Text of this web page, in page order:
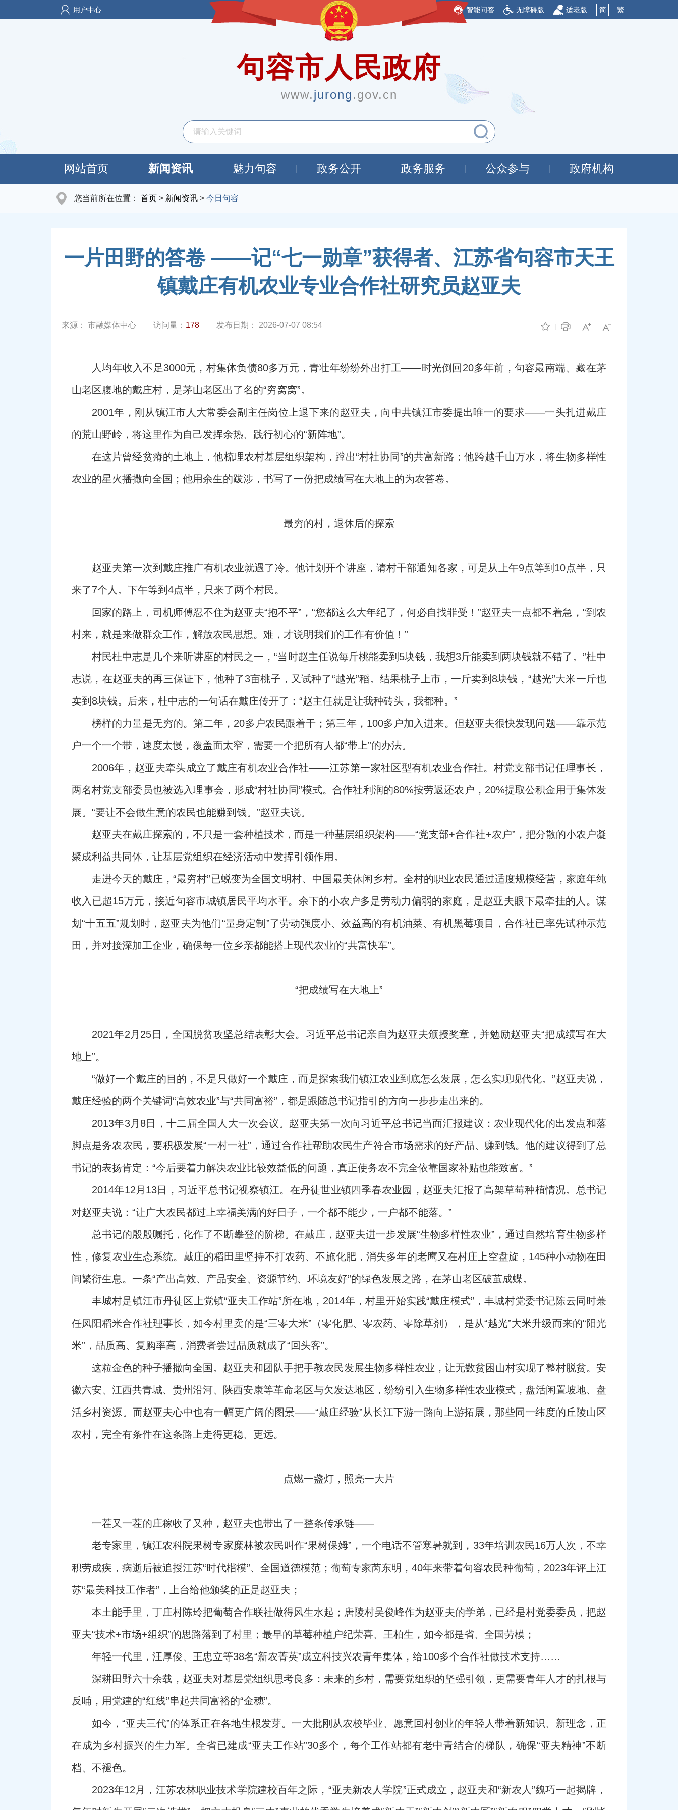
用户中心 智能问答 无障碍版 适老版 简 繁
句容市人民政府
www.jurong.gov.cn
网站首页 新闻资讯 魅力句容 政务公开 政务服务 公众参与 政府机构
您当前所在位置： 首页 > 新闻资讯 > 今日句容
一片田野的答卷 ——记“七一勋章”获得者、江苏省句容市天王
镇戴庄有机农业专业合作社研究员赵亚夫
来源： 市融媒体中心 访问量： 178 发布日期： 2026-07-07 08:54
人均年收入不足3000元，村集体负债80多万元，青壮年纷纷外出打工——时光倒回20多年前，句容最南端、藏在茅
山老区腹地的戴庄村，是茅山老区出了名的“穷窝窝”。
2001年，刚从镇江市人大常委会副主任岗位上退下来的赵亚夫，向中共镇江市委提出唯一的要求——一头扎进戴庄
的荒山野岭，将这里作为自己发挥余热、践行初心的“新阵地”。
在这片曾经贫瘠的土地上，他梳理农村基层组织架构，蹚出“村社协同”的共富新路；他跨越千山万水，将生物多样性
农业的星火播撒向全国；他用余生的跋涉，书写了一份把成绩写在大地上的为农答卷。
最穷的村，退休后的探索
赵亚夫第一次到戴庄推广有机农业就遇了冷。他计划开个讲座，请村干部通知各家，可是从上午9点等到10点半，只
来了7个人。下午等到4点半，只来了两个村民。
回家的路上，司机师傅忍不住为赵亚夫“抱不平”，“您都这么大年纪了，何必自找罪受！”赵亚夫一点都不着急，“到农
村来，就是来做群众工作，解放农民思想。难，才说明我们的工作有价值！”
村民杜中志是几个来听讲座的村民之一，“当时赵主任说每斤桃能卖到5块钱，我想3斤能卖到两块钱就不错了。”杜中
志说，在赵亚夫的再三保证下，他种了3亩桃子，又试种了“越光”稻。结果桃子上市，一斤卖到8块钱，“越光”大米一斤也
卖到8块钱。后来，杜中志的一句话在戴庄传开了：“赵主任就是让我种砖头，我都种。”
榜样的力量是无穷的。第二年，20多户农民跟着干；第三年，100多户加入进来。但赵亚夫很快发现问题——靠示范
户一个一个带，速度太慢，覆盖面太窄，需要一个把所有人都“带上”的办法。
2006年，赵亚夫牵头成立了戴庄有机农业合作社——江苏第一家社区型有机农业合作社。村党支部书记任理事长，
两名村党支部委员也被选入理事会，形成“村社协同”模式。合作社利润的80%按劳返还农户，20%提取公积金用于集体发
展。“要让不会做生意的农民也能赚到钱。”赵亚夫说。
赵亚夫在戴庄探索的，不只是一套种植技术，而是一种基层组织架构——“党支部+合作社+农户”，把分散的小农户凝
聚成利益共同体，让基层党组织在经济活动中发挥引领作用。
走进今天的戴庄，“最穷村”已蜕变为全国文明村、中国最美休闲乡村。全村的职业农民通过适度规模经营，家庭年纯
收入已超15万元，接近句容市城镇居民平均水平。余下的小农户多是劳动力偏弱的家庭，是赵亚夫眼下最牵挂的人。谋
划“十五五”规划时，赵亚夫为他们“量身定制”了劳动强度小、效益高的有机油菜、有机黑莓项目，合作社已率先试种示范
田，并对接深加工企业，确保每一位乡亲都能搭上现代农业的“共富快车”。
“把成绩写在大地上”
2021年2月25日，全国脱贫攻坚总结表彰大会。习近平总书记亲自为赵亚夫颁授奖章，并勉励赵亚夫“把成绩写在大
地上”。
“做好一个戴庄的目的，不是只做好一个戴庄，而是探索我们镇江农业到底怎么发展，怎么实现现代化。”赵亚夫说，
戴庄经验的两个关键词“高效农业”与“共同富裕”，都是跟随总书记指引的方向一步步走出来的。
2013年3月8日，十二届全国人大一次会议。赵亚夫第一次向习近平总书记当面汇报建议：农业现代化的出发点和落
脚点是务农农民，要积极发展“一村一社”，通过合作社帮助农民生产符合市场需求的好产品、赚到钱。他的建议得到了总
书记的表扬肯定：“今后要着力解决农业比较效益低的问题，真正使务农不完全依靠国家补贴也能致富。”
2014年12月13日，习近平总书记视察镇江。在丹徒世业镇四季春农业园，赵亚夫汇报了高架草莓种植情况。总书记
对赵亚夫说：“让广大农民都过上幸福美满的好日子，一个都不能少，一户都不能落。”
总书记的殷殷嘱托，化作了不断攀登的阶梯。在戴庄，赵亚夫进一步发展“生物多样性农业”，通过自然培育生物多样
性，修复农业生态系统。戴庄的稻田里坚持不打农药、不施化肥，消失多年的老鹰又在村庄上空盘旋，145种小动物在田
间繁衍生息。一条“产出高效、产品安全、资源节约、环境友好”的绿色发展之路，在茅山老区破茧成蝶。
丰城村是镇江市丹徒区上党镇“亚夫工作站”所在地，2014年，村里开始实践“戴庄模式”，丰城村党委书记陈云同时兼
任凤阳稻米合作社理事长，如今村里卖的是“三零大米”（零化肥、零农药、零除草剂），是从“越光”大米升级而来的“阳光
米”，品质高、复购率高，消费者尝过品质就成了“回头客”。
这粒金色的种子播撒向全国。赵亚夫和团队手把手教农民发展生物多样性农业，让无数贫困山村实现了整村脱贫。安
徽六安、江西共青城、贵州沿河、陕西安康等革命老区与欠发达地区，纷纷引入生物多样性农业模式，盘活闲置坡地、盘
活乡村资源。而赵亚夫心中也有一幅更广阔的图景——“戴庄经验”从长江下游一路向上游拓展，那些同一纬度的丘陵山区
农村，完全有条件在这条路上走得更稳、更远。
点燃一盏灯，照亮一大片
一茬又一茬的庄稼收了又种，赵亚夫也带出了一整条传承链——
老专家里，镇江农科院果树专家糜林被农民叫作“果树保姆”，一个电话不管寒暑就到，33年培训农民16万人次，不幸
积劳成疾，病逝后被追授江苏“时代楷模”、全国道德模范；葡萄专家芮东明，40年来带着句容农民种葡萄，2023年评上江
苏“最美科技工作者”，上台给他颁奖的正是赵亚夫；
本土能手里，丁庄村陈玲把葡萄合作联社做得风生水起；唐陵村吴俊峰作为赵亚夫的学弟，已经是村党委委员，把赵
亚夫“技术+市场+组织”的思路落到了村里；最早的草莓种植户纪荣喜、王柏生，如今都是省、全国劳模；
年轻一代里，汪厚俊、王忠立等38名“新农菁英”成立科技兴农青年集体，给100多个合作社做技术支持……
深耕田野六十余载，赵亚夫对基层党组织思考良多：未来的乡村，需要党组织的坚强引领，更需要青年人才的扎根与
反哺，用党建的“红线”串起共同富裕的“金穗”。
如今，“亚夫三代”的体系正在各地生根发芽。一大批刚从农校毕业、愿意回村创业的年轻人带着新知识、新理念，正
在成为乡村振兴的生力军。全省已建成“亚夫工作站”30多个，每个工作站都有老中青结合的梯队，确保“亚夫精神”不断
档、不褪色。
2023年12月，江苏农林职业技术学院建校百年之际，“亚夫新农人学院”正式成立，赵亚夫和“新农人”魏巧一起揭牌，